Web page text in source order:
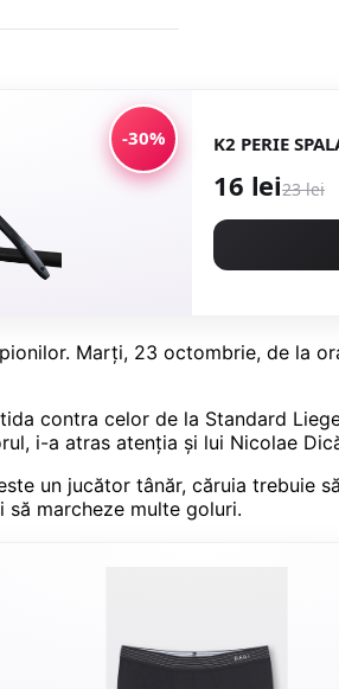
-30% K2 PERIE
16 lei23 lei
Marți, 23 octombrie, de la
contra celor de la Standard
i-a atras atenția și lui Nicolae
un jucător tânăr, căruia trebuie
marcheze multe goluri.